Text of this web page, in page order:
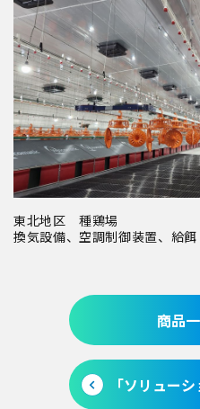
東北地区 種鶏場
換気設備、空調制御装置、給
商品
「ソリュー